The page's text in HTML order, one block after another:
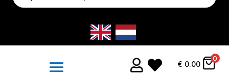
  € 0.00
0